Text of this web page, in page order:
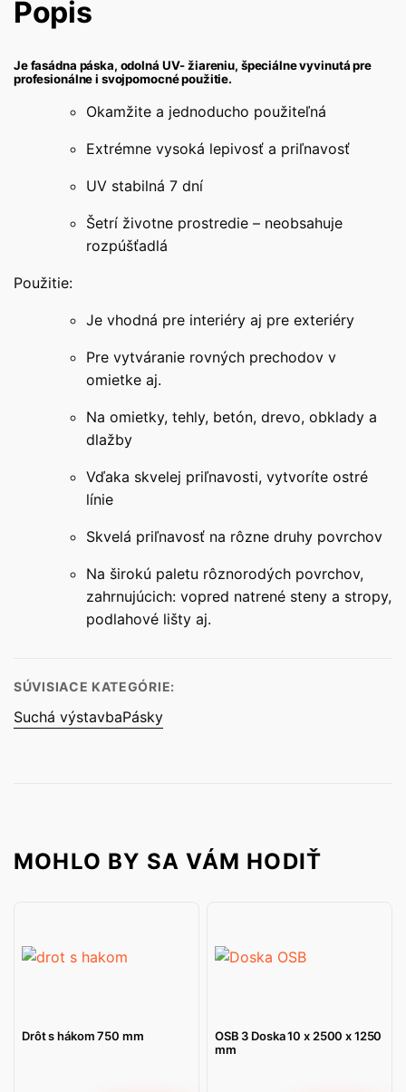
Popis
Je fasádna páska, odolná UV- žiareniu, špeciálne vyvinutá pre
profesionálne i svojpomocné použitie.
Okamžite a jednoducho použiteľná
Extrémne vysoká lepivosť a priľnavosť
UV stabilná 7 dní
Šetrí životne prostredie – neobsahuje
rozpúšťadlá
Použitie:
Je vhodná pre interiéry aj pre exteriéry
Pre vytváranie rovných prechodov v
omietke aj.
Na omietky, tehly, betón, drevo, obklady a
dlažby
Vďaka skvelej priľnavosti, vytvoríte ostré
línie
Skvelá priľnavosť na rôzne druhy povrchov
Na širokú paletu rôznorodých povrchov,
zahrnujúcich: vopred natrené steny a stropy,
podlahové lišty aj.
SÚVISIACE KATEGÓRIE:
Suchá výstavbaPásky
MOHLO BY SA VÁM HODIŤ
Drôt s hákom 750 mm
OSB 3 Doska 10 x 2500 x 1250
mm